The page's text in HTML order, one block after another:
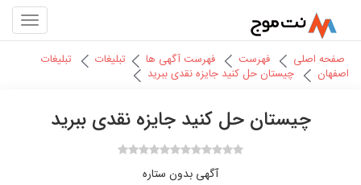
صفحه اصلی فهرست فهرست آگهی ها تبلیغات
تبلیغات
اصفهان
چیستان حل کنید جایزه نقدی ببرید
چیستان حل کنید جایزه نقدی ببرید
آگهی بدون ستاره